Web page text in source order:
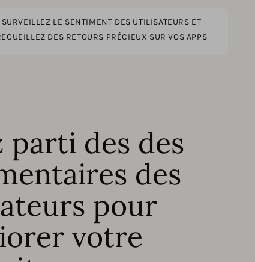
SURVEILLEZ LE SENTIMENT DES UTILISATEURS ET
DES RETOURS PRÉCIEUX SUR VOS APPS
parti des des
des
pour
votre